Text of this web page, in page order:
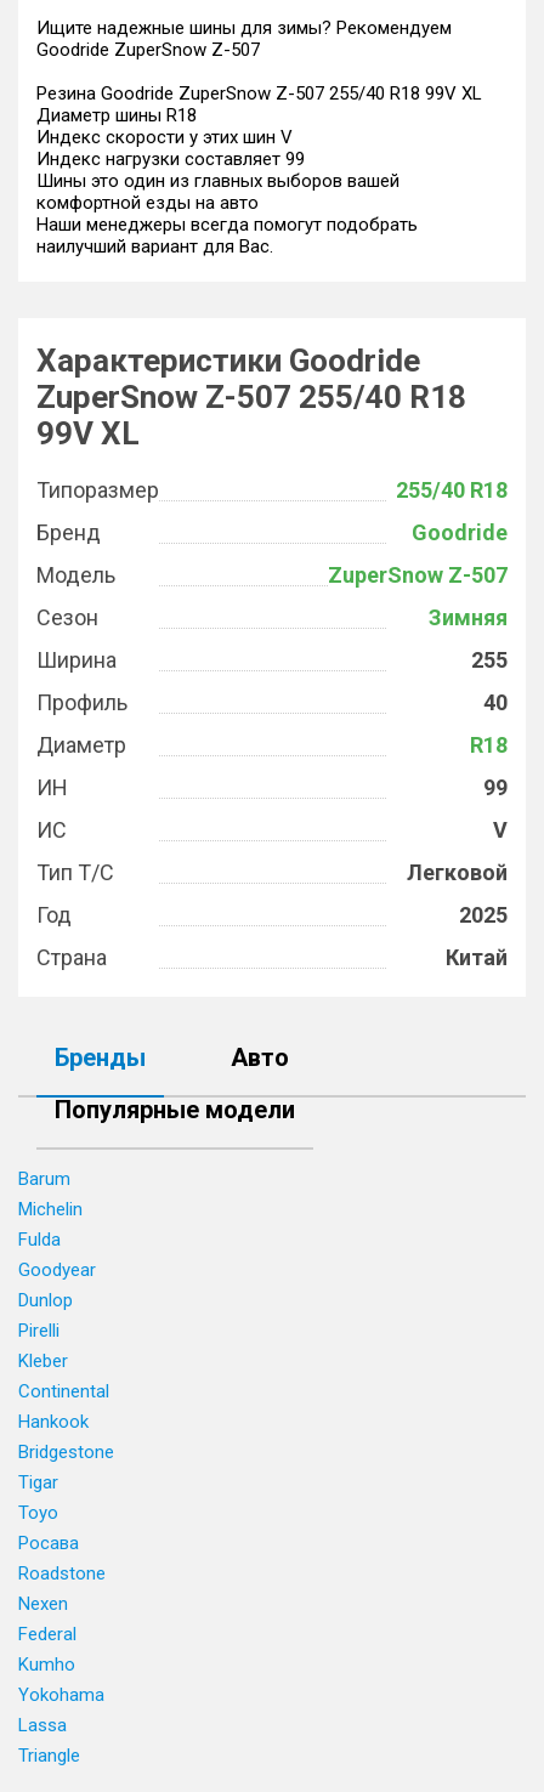
Ищите надежные шины для зимы? Рекомендуем
Goodride ZuperSnow Z-507
Резина Goodride ZuperSnow Z-507 255/40 R18 99V XL
Диаметр шины R18
Индекс скорости у этих шин V
Индекс нагрузки составляет 99
Шины это один из главных выборов вашей
комфортной езды на авто
Наши менеджеры всегда помогут подобрать
наилучший вариант для Вас.
Характеристики Goodride
ZuperSnow Z-507 255/40 R18
99V XL
Типоразмер
255/40 R18
Бренд
Goodride
Модель
ZuperSnow Z-507
Сезон
Зимняя
Ширина
255
Профиль
40
Диаметр
R18
ИН
99
ИС
V
Тип Т/С
Легковой
Год
2025
Страна
Китай
Бренды
Авто
Популярные модели
Barum
Michelin
Fulda
Goodyear
Dunlop
Pirelli
Kleber
Continental
Hankook
Bridgestone
Tigar
Toyo
Росава
Roadstone
Nexen
Federal
Kumho
Yokohama
Lassa
Triangle